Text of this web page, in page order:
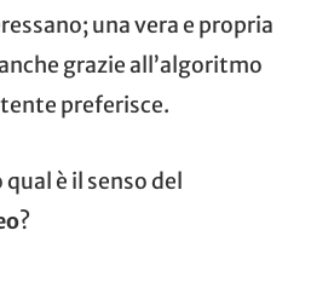
una vera e propria
grazie all’algoritmo
preferisce.
è il senso del
?